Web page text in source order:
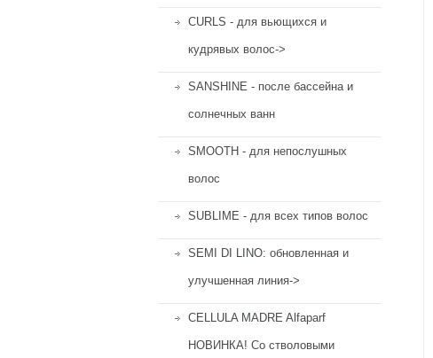
CURLS - для вьющихся и
кудрявых волос->
SANSHINE - после бассейна и
солнечных ванн
SMOOTH - для непослушных
волос
SUBLIME - для всех типов волос
SEMI DI LINO: обновленная и
улучшенная линия->
CELLULA MADRE Alfaparf
НОВИНКА! Со стволовыми